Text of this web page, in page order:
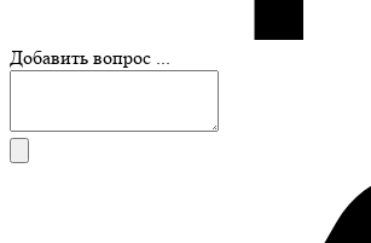
Добавить вопрос ...